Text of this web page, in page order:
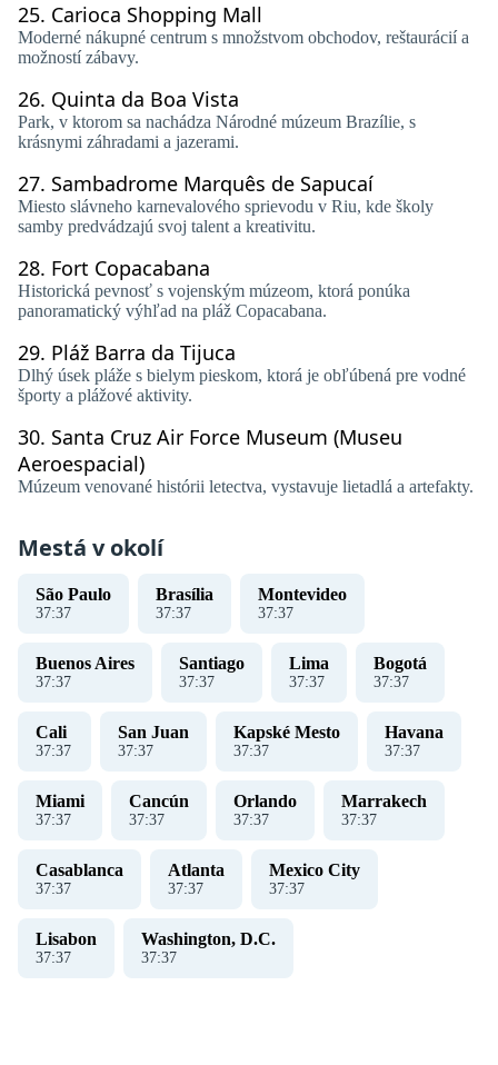
25. Carioca Shopping Mall
Moderné nákupné centrum s množstvom obchodov, reštaurácií a
možností zábavy.
26. Quinta da Boa Vista
Park, v ktorom sa nachádza Národné múzeum Brazílie, s
krásnymi záhradami a jazerami.
27. Sambadrome Marquês de Sapucaí
Miesto slávneho karnevalového sprievodu v Riu, kde školy
samby predvádzajú svoj talent a kreativitu.
28. Fort Copacabana
Historická pevnosť s vojenským múzeom, ktorá ponúka
panoramatický výhľad na pláž Copacabana.
29. Pláž Barra da Tijuca
Dlhý úsek pláže s bielym pieskom, ktorá je obľúbená pre vodné
športy a plážové aktivity.
30. Santa Cruz Air Force Museum (Museu
Aeroespacial)
Múzeum venované histórii letectva, vystavuje lietadlá a artefakty.
Mestá v okolí
São Paulo
37:37
Brasília
37:37
Montevideo
37:37
Buenos Aires
37:37
Santiago
37:37
Lima
37:37
Bogotá
37:37
Cali
37:37
San Juan
37:37
Kapské Mesto
37:37
Havana
37:37
Miami
37:37
Cancún
37:37
Orlando
37:37
Marrakech
37:37
Casablanca
37:37
Atlanta
37:37
Mexico City
37:37
Lisabon
37:37
Washington, D.C.
37:37